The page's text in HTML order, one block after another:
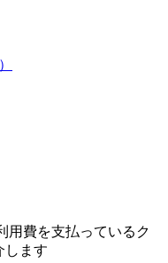
用費を支払っているク
します